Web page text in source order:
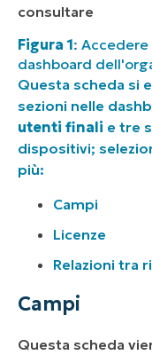
consultare
Figura 1: Accedere
dashboard
Questa scheda si
sezioni nelle
utenti finali e tre
dispositivi;
più:
Campi
Licenze
Relazioni tra
Campi
Questa scheda